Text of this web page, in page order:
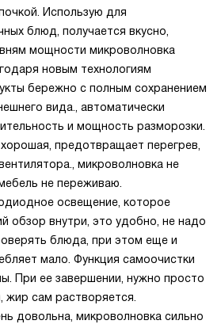
Использую для
блюд, получается вкусно,
мощности микроволновка
новым технологиям
бережно с полным сохранением
вида., автоматически
и мощность разморозки.
предотвращает перегрев,
микроволновка не
не переживаю.
освещение, которое
обзор внутри, это удобно, не надо
блюда, при этом еще и
мало. Функция самоочистки
При ее завершении, нужно просто
жир сам растворяется.
довольна, микроволновка сильно